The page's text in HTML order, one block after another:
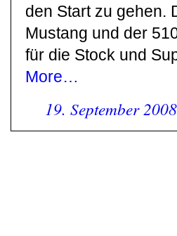
den Start zu gehen.
Mustang und der
für die Stock und
More…
19. September 2008